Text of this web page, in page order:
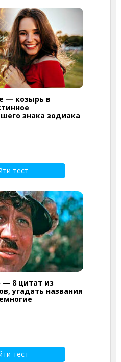
— козырь в
знака зодиака
тест
— 8 цитат из
угадать названия
тест